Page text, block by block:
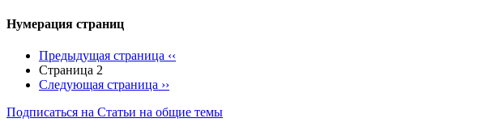
Нумерация страниц
Предыдущая страница ‹‹
Страница 2
Следующая страница ››
Подписаться на Cтатьи на общие темы